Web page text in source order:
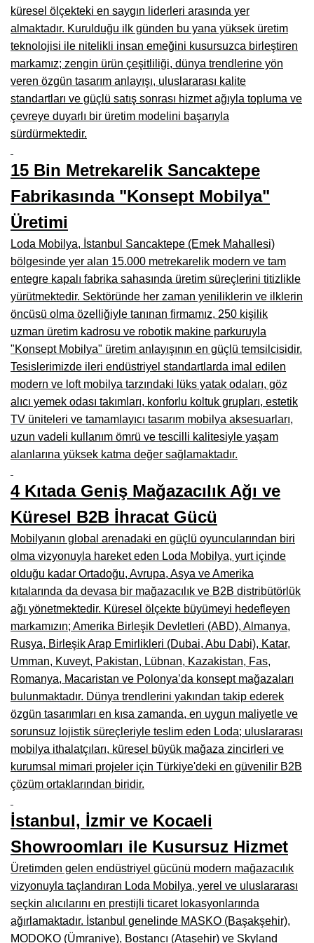
Burdur Mobilya İmalatçıları, Fabrikaları, Mağazaları
Eskişehir Mobilyacılar, Mobilya Mağazaları, Firmaları
Isparta Mobilyacılar, Mobilya Mağazaları, Fabrikaları
Çankırı Mobilyacılar, Mobilya Mağazaları, İmalatçıları
Mersin Mobilyacılar, Mobilya Mağazaları, Üreticileri
Muğla Mobilyacılar, Mobilya Mağazaları, İmalatçıları
Kastamonu Mobilya Mağazaları, Firmaları
Sakarya Mobilyacılar, Mobilya Mağazaları, İmalatçıları
Manisa Mobilyacılar, Mobilya Fabrikaları, Mağazaları
Osmaniye Mobilyacılar, Mobilya Mağazaları, İmalatçıları
Düzce Mobilyacılar, Mobilya Mağazaları, Fabrikaları
Samsun Mobilyacıları, Mobilya Fabrikaları, Mağazaları
Balıkesir Mobilya Mağazaları, Fabrikaları, İmalatçıları
Kahramanmaraş Mobilya İmalatçıları, Mağazaları, Fabrikaları
Mardin Mobilyacılar, Mağazaları, İmalatçıları
Diyarbakır Mobilyacılar, Mobilya Firmaları, İmalatçıları
Şanlıurfa Mobilyacılar, Mobilya Mağazaları, Firmaları
Trabzon Mobilyacılar, Mobilya İmalatçıları, Mağazaları
Erzurum Mobilyacılar, Mobilya İmalatçıları, Mağazaları
Afyon Mobilyacılar, Mobilya Mağazaları, İmalatçıları
Çanakkale Mobilyacılar, Mobilya Fabrikaları, Mağazaları
Karabağlar Mobilyacıları, Mobilya İmalatçıları, Firmaları
Aydın Mobilya Mağazaları, Firmaları, Dekorasyon Firmaları
Bilecik Mobilyacılar, Mobilya İmalatçıları, Mağazaları
Çorum Mobilyacılar, Mobilya Mağazaları, İmalatçıları
Denizli Mobilyacılar, Mobilya Üreticileri, Mağazaları
Adıyaman Mobilyacılar, Mobilya İmalatçıları, Mağazaları
Ağrı Mobilyacılar, Mobilya İmalatçıları, Mağazaları
Edirne Mobilyacilar, Mobilya İmalatçıları, Mağazaları
Erzincan Mobilyacılar, Mobilya İmalatçıları, Mağazaları
Yozgat Mobilya Mağazaları, İmalatçıları, Mobilyacıları
küresel ölçekteki en saygın liderleri arasında yer
almaktadır. Kurulduğu ilk günden bu yana yüksek üretim
teknolojisi ile nitelikli insan emeğini kusursuzca birleştiren
markamız; zengin ürün çeşitliliği, dünya trendlerine yön
veren özgün tasarım anlayışı, uluslararası kalite
standartları ve güçlü satış sonrası hizmet ağıyla topluma ve
çevreye duyarlı bir üretim modelini başarıyla
sürdürmektedir.
15 Bin Metrekarelik Sancaktepe
Fabrikasında "Konsept Mobilya"
Üretimi
Loda Mobilya, İstanbul Sancaktepe (Emek Mahallesi)
bölgesinde yer alan 15.000 metrekarelik modern ve tam
entegre kapalı fabrika sahasında üretim süreçlerini titizlikle
yürütmektedir. Sektöründe her zaman yeniliklerin ve ilklerin
öncüsü olma özelliğiyle tanınan firmamız, 250 kişilik
uzman üretim kadrosu ve robotik makine parkuruyla
"Konsept Mobilya" üretim anlayışının en güçlü temsilcisidir.
Tesislerimizde ileri endüstriyel standartlarda imal edilen
modern ve loft mobilya tarzındaki lüks yatak odaları, göz
alıcı yemek odası takımları, konforlu koltuk grupları, estetik
TV üniteleri ve tamamlayıcı tasarım mobilya aksesuarları,
uzun vadeli kullanım ömrü ve tescilli kalitesiyle yaşam
alanlarına yüksek katma değer sağlamaktadır.
4 Kıtada Geniş Mağazacılık Ağı ve
Küresel B2B İhracat Gücü
Mobilyanın global arenadaki en güçlü oyuncularından biri
olma vizyonuyla hareket eden Loda Mobilya, yurt içinde
olduğu kadar Ortadoğu, Avrupa, Asya ve Amerika
kıtalarında da devasa bir mağazacılık ve B2B distribütörlük
ağı yönetmektedir. Küresel ölçekte büyümeyi hedefleyen
markamızın; Amerika Birleşik Devletleri (ABD), Almanya,
Rusya, Birleşik Arap Emirlikleri (Dubai, Abu Dabi), Katar,
Umman, Kuveyt, Pakistan, Lübnan, Kazakistan, Fas,
Romanya, Macaristan ve Polonya’da konsept mağazaları
bulunmaktadır. Dünya trendlerini yakından takip ederek
özgün tasarımları en kısa zamanda, en uygun maliyetle ve
sorunsuz lojistik süreçleriyle teslim eden Loda; uluslararası
mobilya ithalatçıları, küresel büyük mağaza zincirleri ve
kurumsal mimari projeler için Türkiye'deki en güvenilir B2B
çözüm ortaklarından biridir.
İstanbul, İzmir ve Kocaeli
Showroomları ile Kusursuz Hizmet
Üretimden gelen endüstriyel gücünü modern mağazacılık
vizyonuyla taçlandıran Loda Mobilya, yerel ve uluslararası
seçkin alıcılarını en prestijli ticaret lokasyonlarında
ağırlamaktadır. İstanbul genelinde MASKO (Başakşehir),
MODOKO (Ümraniye), Bostancı (Ataşehir) ve Skyland